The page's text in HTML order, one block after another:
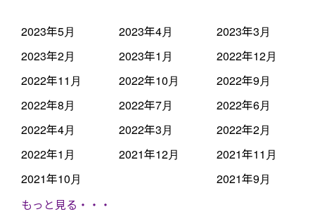
2023年5月 2023年4月
2023年3月
2023年2月
2023年1月
2022年12月
2022年11月
2022年10月
2022年9月
2022年8月
2022年7月
2022年6月
2022年4月
2022年3月
2022年2月
2022年1月
2021年12月
2021年11月
2021年10月
2021年9月
もっと見る・・・